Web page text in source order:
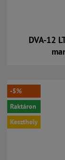
DVA-12
-5%
Raktáron
Keszthely